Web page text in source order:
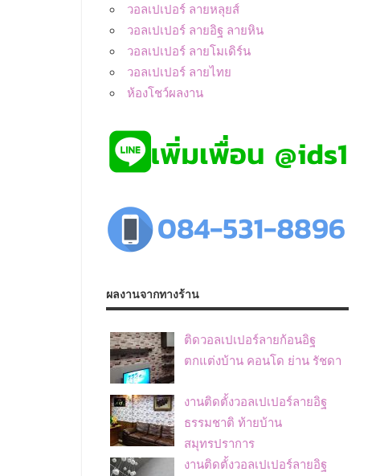
วอลเปเปอร์ ลายหลุยส์
วอลเปเปอร์ ลายอิฐ ลายหิน
วอลเปเปอร์ ลายโมเดิร์น
วอลเปเปอร์ ลายไทย
ห้องโชว์ผลงาน
ผลงานจากทางร้าน
ติดวอลเปเปอร์ลายก้อนอิฐ
ตกแต่งบ้าน คอนโด ย่าน รัชดา
งานติดตั้งวอลเปเปอร์ลายอิฐ
ธรรมชาติ ท้ายบ้าน
สมุทรปราการ
งานติดตั้งวอลเปเปอร์ลายอิฐ